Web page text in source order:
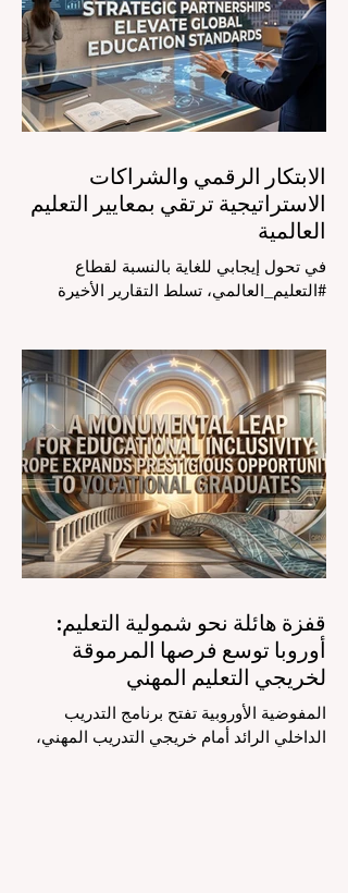
دافوس لمناقشة التحديات والفرص الأكثر
إلحاحاً في قطاع التعلم. أثبت هذا الحدث
البارز، الذي عُقد في لحظة حاسمة، أن إعطاء
الأولوية لرفع #جودة_التعليم هو المحفز
الأساسي وال
الابتكار الرقمي والشراكات
الاستراتيجية ترتقي بمعايير التعليم
العالمية
في تحول إيجابي للغاية بالنسبة لقطاع
#التعليم_العالمي، تسلط التقارير الأخيرة
الفصول الدراسية في جميع أنحاء العالم، وهو
أمر يثير اهتماماً كبيراً في الأوساط الأكاديمية
العربية التي تسعى للريادة. إن الدمج السريع
لمساعدي #الذكاء_الاصطناعي المتخصصين
والمصممين خصيصاً للمعلمين يُحدث ثورة
حقيقية في مهنة التدريس. ومن خلال الأتمتة
الناجحة للمهام الإدارية التي تستغرق وقتاً
طويلاً، تبشر هذه الأدوات المتقدمة بعصر
قفزة هائلة نحو شمولية التعليم:
أوروبا توسع فرصها المرموقة
لخريجي التعليم المهني
المفوضية الأوروبية تفتح برنامج التدريب
الداخلي الرائد أمام خريجي التدريب المهني،